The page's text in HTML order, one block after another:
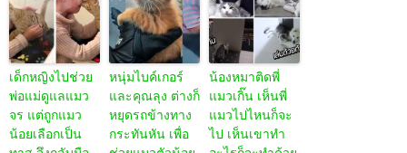
เด็กหญิงไปช่วย
พ่อแม่ดูแลแมว
จร แต่ถูกแมว
น้อยเลือกเป็น
หนุ่มไบค์เกอร์
และคุณลุง ต่างก็
หยุดรถข้างทาง
กระทันหัน เพื่อ
น้องหมาติดพี่
แมวเกิ๊น เห็นพี่
แมวไปไหนก็จะ
ไป เห็นเขาทำ